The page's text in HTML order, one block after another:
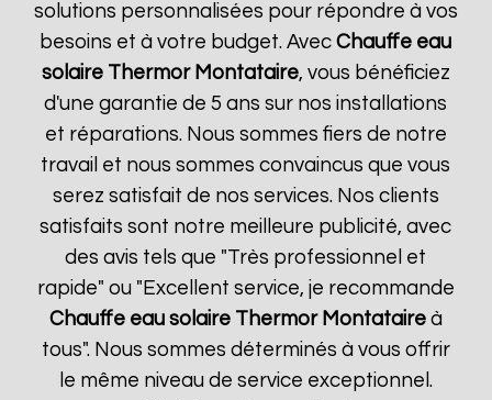
solutions personnalisées pour répondre à vos
besoins et à votre budget. AvecChauffe eau
solaire Thermor Montataire, vous bénéficiez
d'une garantie de 5 ans sur nos installations
et réparations. Nous sommes fiers de notre
travail et nous sommes convaincus que vous
serez satisfait de nos services. Nos clients
satisfaits sont notre meilleure publicité, avec
des avis tels que "Très professionnel et
rapide" ou "Excellent service, je recommande
Chauffe eau solaire Thermor Montataireà
tous". Nous sommes déterminés à vous offrir
le même niveau de service exceptionnel.